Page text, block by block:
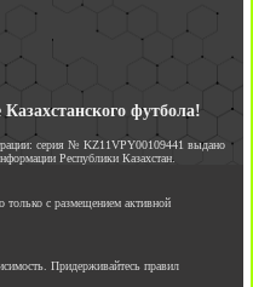
футбола!
серия № KZ11VPY00109441 выдано
Республики Казахстан.
только с размещением активной
Придерживайтесь правил